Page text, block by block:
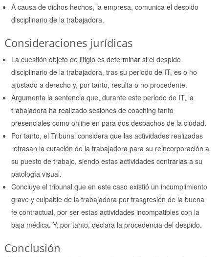
A causa de dichos hechos, la empresa, comunica el despido
disciplinario de la trabajadora.
Consideraciones jurídicas
La cuestión objeto de litigio es determinar si el despido
disciplinario de la trabajadora, tras su periodo de IT, es o no
ajustado a derecho y, por tanto, resulta o no procedente.
Argumenta la sentencia que, durante este periodo de IT, la
trabajadora ha realizado sesiones de coaching tanto
presenciales como online en para dos despachos de la ciudad.
Por tanto, el Tribunal considera que las actividades realizadas
retrasan la curación de la trabajadora para su reincorporación a
su puesto de trabajo, siendo estas actividades contrarias a su
patología visual.
Concluye el tribunal que en este caso existió un incumplimiento
grave y culpable de la trabajadora por trasgresión de la buena
fe contractual, por ser estas actividades incompatibles con la
baja médica. Y, por tanto, declara la procedencia del despido.
Conclusión